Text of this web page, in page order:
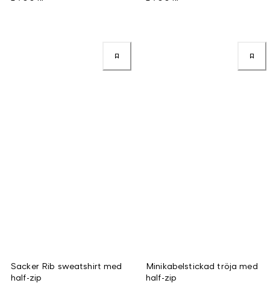
Sacker Rib sweatshirt med
half-zip
Minikabelstickad tröja med
half-zip